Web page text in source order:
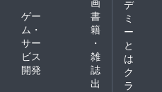
ゲー
ム・
サー
ビス
開発
書
籍
・
雑
誌
出
デ
ミ
ー
と
は
ク
ラ